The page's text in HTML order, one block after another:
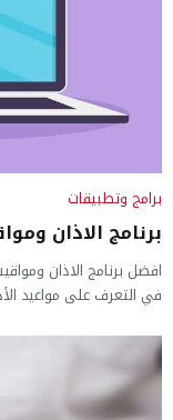
برامج وتطبيقات
برنامج الاذان
في التعرف على مواعيد